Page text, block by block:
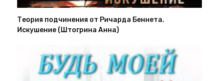
Теория подчинения от Ричарда Беннета.
Искушение (Штогрина Анна)